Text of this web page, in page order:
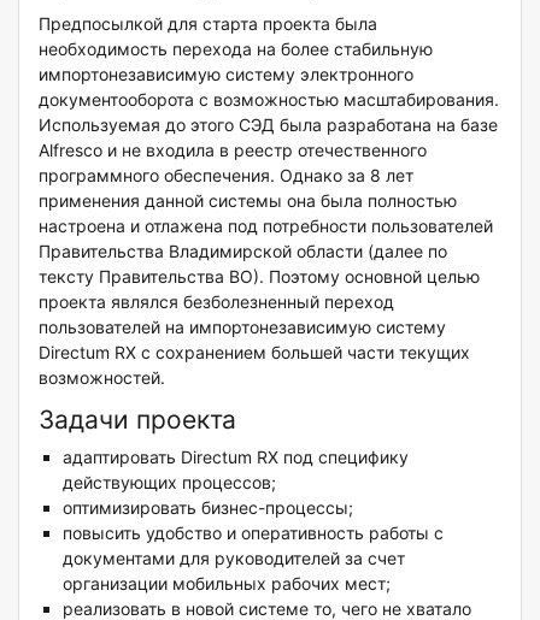
Предпосылкой для старта проекта была
необходимость перехода на более стабильную
импортонезависимую систему электронного
документооборота с возможностью масштабирования.
Используемая до этого СЭД была разработана на базе
Alfresco и не входила в реестр отечественного
программного обеспечения. Однако за 8 лет
применения данной системы она была полностью
настроена и отлажена под потребности пользователей
Правительства Владимирской области (далее по
тексту Правительства ВО). Поэтому основной целью
проекта являлся безболезненный переход
пользователей на импортонезависимую систему
Directum RX с сохранением большей части текущих
возможностей.
Задачи проекта
адаптировать Directum RX под специфику
действующих процессов;
оптимизировать бизнес-процессы;
повысить удобство и оперативность работы с
документами для руководителей за счет
организации мобильных рабочих мест;
реализовать в новой системе то, чего не хватало